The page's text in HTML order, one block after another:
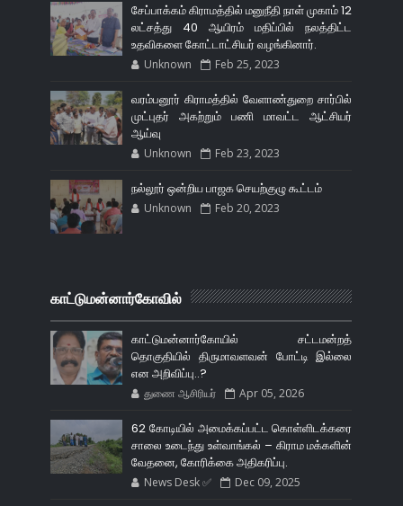
சேப்பாக்கம் கிராமத்தில் மனுநீதி நாள் முகாம் 12
லட்சத்து 40 ஆயிரம் மதிப்பில் நலத்திட்ட
உதவிகளை கோட்டாட்சியர் வழங்கினார்.
Unknown Feb 25, 2023
வரம்பனூர் கிராமத்தில் வேளாண்துறை சார்பில்
முட்புதர் அகற்றும் பணி மாவட்ட ஆட்சியர்
ஆய்வு
Unknown Feb 23, 2023
நல்லூர் ஒன்றிய பாஜக செயற்குழு கூட்டம்
Unknown Feb 20, 2023
காட்டுமன்னார்கோவில்
காட்டுமன்னார்கோயில் சட்டமன்றத்
தொகுதியில் திருமாவளவன் போட்டி இல்லை
என அறிவிப்பு..?
துணை ஆசிரியர் Apr 05, 2026
62 கோடியில் அமைக்கப்பட்ட கொள்ளிடக்கரை
சாலை உடைந்து உள்வாங்கல் – கிராம மக்களின்
வேதனை, கோரிக்கை அதிகரிப்பு.
News Desk ✅ Dec 09, 2025